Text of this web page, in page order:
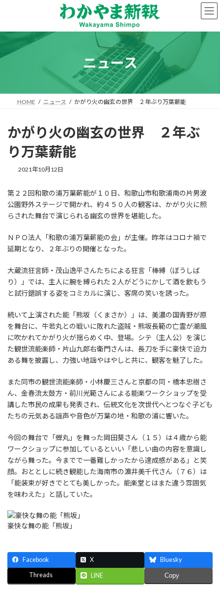
ン
へ
プ
ー
ョ
動
ニュース
HOME ニュース かがり火の幽玄の世界 ２年ぶり万葉薪能
かがり火の幽玄の世界 ２年ぶ
り万葉薪能
2021年10月12日
第２２回和歌の浦万葉薪能が１０日、和歌山市和歌浦南の片男波
公園野外ステージで開かれ、約４５０人の観客は、かがり火に照
らされた舞台で演じられる幽玄の世界を堪能した。
ＮＰＯ法人「和歌の浦万葉薪能の会」が主催。昨年はコロナ禍で
延期となり、２年ぶりの開催となった。
大蔵流狂言師・茂山逸平さんたちによる狂言「棒縛（ぼうしば
り）」では、主人に腕を縛られた２人がどうにかして酒を飲もう
と試行錯誤する姿をコミカルに演じ、客席の笑いを誘った。
続いて上演された能「熊坂（くまさか）」は、美濃の国青野が原
を舞台に、牛若丸との戦いに敗れた盗賊・熊坂長範の亡霊が潮風
に吹かれてかがり火が揺らめく中、登場。シテ（主人公）を演じ
た観世流能楽師・片山九郎右衛門さんは、長刀を手に豪快で迫力
ある舞を披露し、力強い地謡やはやしと共に、観客を魅了した。
また同市の観世流能楽師・小林慶三さんと京都の同・橋本忠樹さ
ん、金春流太鼓方・前川光範さんによる能楽ワークショップを受
講した市民の成果も発表され、伝統文化を次世代へとつなぐ子ども
たちの元気ある謡声や音色が万葉の地・和歌の浦に響いた。
今回の舞台で「蝉丸」を舞った岡田葵さん（１５）は４歳から能
ワークショップに参加しているといい「悲しい曲の内容を意識し
ながら舞った。今までで一番難しかったから達成感がある」と笑
顔。おととしに続き観能した海南市の濵井美千代さん（７６）は
「能装束が好きでとても美しかった。能楽堂とはまた違う雰囲気
を味わえた」と話していた。
豪快な舞の能「熊坂」
Facebook X Bluesky
Threads LINE Copy